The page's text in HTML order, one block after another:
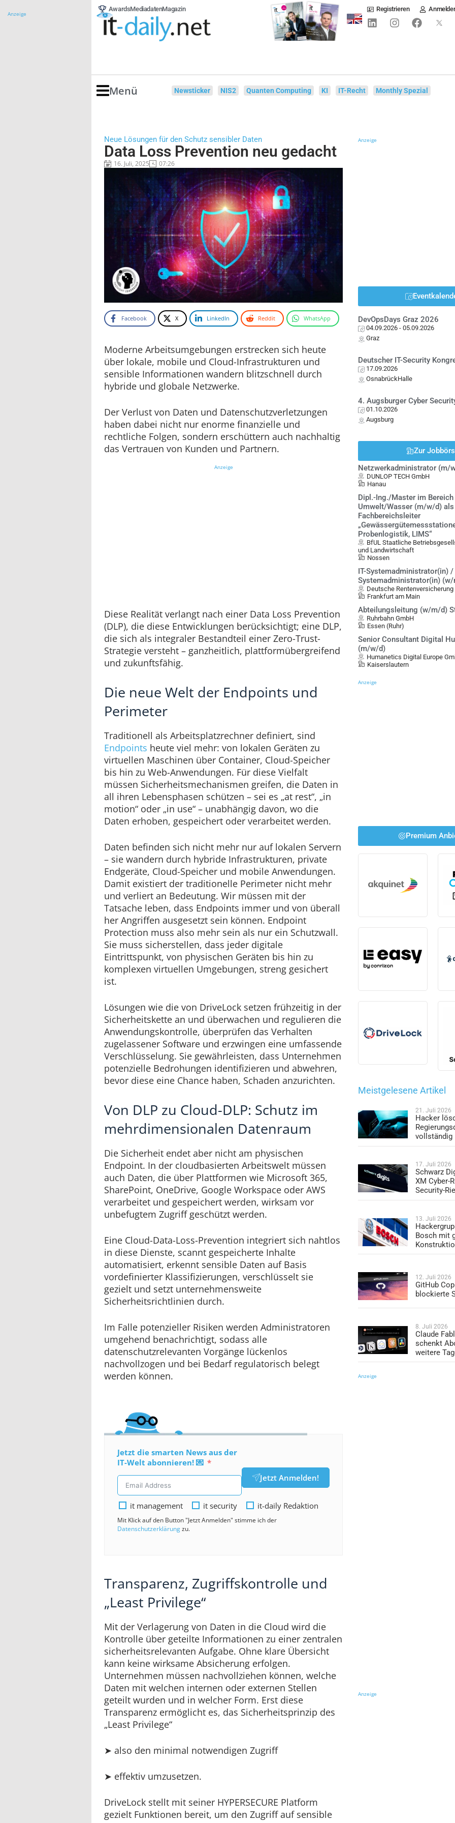
Anzeige
AwardsMediadatenMagazin Registrieren
Menü Newsticker NIS2 Quanten Computing KI IT-Recht Monthly Spezial
Neue Lösungen für den Schutz sensibler Daten
Data Loss Prevention neu gedacht
16. Juli, 2025 07:26
Facebook X LinkedIn Reddit WhatsApp
Moderne Arbeitsumgebungen erstrecken sich heute
über lokale, mobile und Cloud-Infrastrukturen und
sensible Informationen wandern blitzschnell durch
hybride und globale Netzwerke.
Der Verlust von Daten und Datenschutzverletzungen
haben dabei nicht nur enorme finanzielle und
rechtliche Folgen, sondern erschüttern auch nachhaltig
das Vertrauen von Kunden und Partnern.
Anzeige
Diese Realität verlangt nach einer Data Loss Prevention
(DLP), die diese Entwicklungen berücksichtigt; eine DLP,
die sich als integraler Bestandteil einer Zero-Trust-
Strategie versteht – ganzheitlich, plattformübergreifend
und zukunftsfähig.
Die neue Welt der Endpoints und
Perimeter
Traditionell als Arbeitsplatzrechner definiert, sind
Endpoints heute viel mehr: von lokalen Geräten zu
virtuellen Maschinen über Container, Cloud-Speicher
bis hin zu Web-Anwendungen. Für diese Vielfalt
müssen Sicherheitsmechanismen greifen, die Daten in
all ihren Lebensphasen schützen – sei es „at rest“, „in
motion“ oder „in use“ – unabhängig davon, wo die
Daten erhoben, gespeichert oder verarbeitet werden.
Daten befinden sich nicht mehr nur auf lokalen Servern
– sie wandern durch hybride Infrastrukturen, private
Endgeräte, Cloud-Speicher und mobile Anwendungen.
Damit existiert der traditionelle Perimeter nicht mehr
und verliert an Bedeutung. Wir müssen mit der
Tatsache leben, dass Endpoints immer und von überall
her Angriffen ausgesetzt sein können. Endpoint
Protection muss also mehr sein als nur ein Schutzwall.
Sie muss sicherstellen, dass jeder digitale
Eintrittspunkt, von physischen Geräten bis hin zu
komplexen virtuellen Umgebungen, streng gesichert
ist.
Lösungen wie die von DriveLock setzen frühzeitig in der
Sicherheitskette an und überwachen und regulieren die
Anwendungskontrolle, überprüfen das Verhalten
zugelassener Software und erzwingen eine umfassende
Verschlüsselung. Sie gewährleisten, dass Unternehmen
potenzielle Bedrohungen identifizieren und abwehren,
bevor diese eine Chance haben, Schaden anzurichten.
Von DLP zu Cloud-DLP: Schutz im
mehrdimensionalen Datenraum
Die Sicherheit endet aber nicht am physischen
Endpoint. In der cloudbasierten Arbeitswelt müssen
auch Daten, die über Plattformen wie Microsoft 365,
SharePoint, OneDrive, Google Workspace oder AWS
verarbeitet und gespeichert werden, wirksam vor
unbefugtem Zugriff geschützt werden.
Eine Cloud-Data-Loss-Prevention integriert sich nahtlos
in diese Dienste, scannt gespeicherte Inhalte
automatisiert, erkennt sensible Daten auf Basis
vordefinierter Klassifizierungen, verschlüsselt sie
gezielt und setzt unternehmensweite
Sicherheitsrichtlinien durch.
Im Falle potenzieller Risiken werden Administratoren
umgehend benachrichtigt, sodass alle
datenschutzrelevanten Vorgänge lückenlos
nachvollzogen und bei Bedarf regulatorisch belegt
werden können.
Jetzt die smarten News aus der
IT-Welt abonnieren! 💌
Jetzt Anmelden!
it management it security it-daily Redaktion
Mit Klick auf den Button "Jetzt Anmelden" stimme ich der
Datenschutzerklärungzu.
Transparenz, Zugriffskontrolle und
„Least Privilege“
Mit der Verlagerung von Daten in die Cloud wird die
Kontrolle über geteilte Informationen zu einer zentralen
sicherheitsrelevanten Aufgabe. Ohne klare Übersicht
kann keine wirksame Absicherung erfolgen.
Unternehmen müssen nachvollziehen können, welche
Daten mit welchen internen oder externen Stellen
geteilt wurden und in welcher Form. Erst diese
Transparenz ermöglicht es, das Sicherheitsprinzip des
„Least Privilege“
➤ also den minimal notwendigen Zugriff
➤ effektiv umzusetzen.
DriveLock stellt mit seiner HYPERSECURE Platform
gezielt Funktionen bereit, um den Zugriff auf sensible
Anzeige
DevOpsDays Graz 2026
04.09.2026 - 05.09.2026
Graz
Deutscher IT-Security
17.09.2026
OsnabrückHalle
4. Augsburger Cyber
01.10.2026
Augsburg
Zur
Netzwerkadministrator (m/
DUNLOP TECH GmbH
Hanau
Dipl.-Ing./Master im Bereich
Umwelt/Wasser (m/w/d) als
Fachbereichsleiter
Probenlogistik, LIMS“
BfUL Staatliche
und Landwirtschaft
Nossen
IT-Systemadministrator(in) /
Systemadministrator(in)
Deutsche
Frankfurt am Main
Abteilungsleitung (w/m/d)
Ruhrbahn GmbH
Essen (Ruhr)
Senior Consultant Digital
(m/w/d)
Humanetics Digital Europe
Kaiserslautern
Anzeige
Premium
Meistgelesene Artikel
21. Juli 2026
Hacker
vollständig
17. Juli 2026
Schwarz
XM Cyber-
Security-
13. Juli 2026
Bosch mit
12. Juli 2026
GitHub
blockierte
8. Juli 2026
Claude
schenkt
weitere
Anzeige
Anzeige